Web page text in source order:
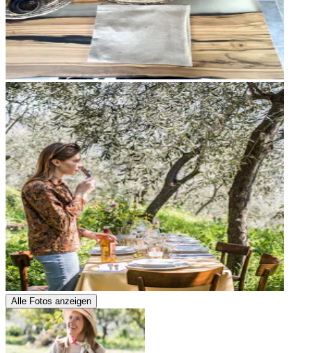
Alle Fotos anzeigen